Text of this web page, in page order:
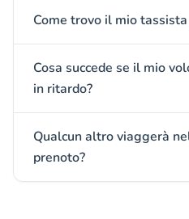
Come trovo il mio
Cosa succede se il mio
in ritardo?
Qualcun altro viaggerà
prenoto?